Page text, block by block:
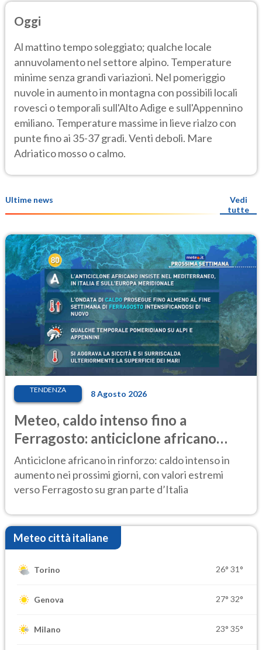
Oggi
Al mattino tempo soleggiato; qualche locale
annuvolamento nel settore alpino. Temperature
minime senza grandi variazioni. Nel pomeriggio
nuvole in aumento in montagna con possibili locali
rovesci o temporali sull'Alto Adige e sull'Appennino
emiliano. Temperature massime in lieve rialzo con
punte fino ai 35-37 gradi. Venti deboli. Mare
Adriatico mosso o calmo.
Ultime news
Vedi
tutte
TENDENZA 8 Agosto 2026
Meteo, caldo intenso fino a
Ferragosto: anticiclone africano
ancora protagonista
Anticiclone africano in rinforzo: caldo intenso in
aumento nei prossimi giorni, con valori estremi
verso Ferragosto su gran parte d’Italia
Meteo città italiane
Torino 26° 31°
Genova 27° 32°
Milano 23° 35°